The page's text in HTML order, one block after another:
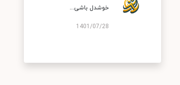
خوشدل باشی...
1401/07/28